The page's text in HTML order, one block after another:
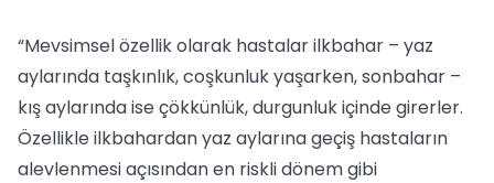
“Mevsimsel özellik olarak hastalar ilkbahar – yaz
aylarında taşkınlık, coşkunluk yaşarken, sonbahar –
kış aylarında ise çökkünlük, durgunluk içinde girerler.
Özellikle ilkbahardan yaz aylarına geçiş hastaların
alevlenmesi açısından en riskli dönem gibi